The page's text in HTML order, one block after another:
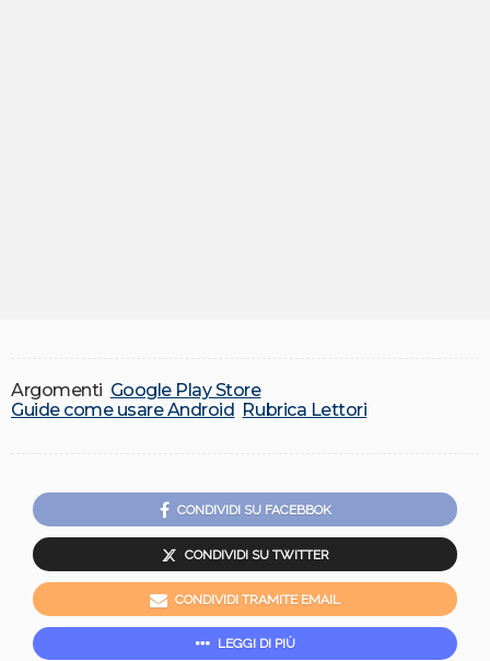
Argomenti Google Play Store
Guide come usare Android Rubrica Lettori
CONDIVIDI SU FACEBBOK
CONDIVIDI SU TWITTER
CONDIVIDI TRAMITE EMAIL
LEGGI DI PIÙ